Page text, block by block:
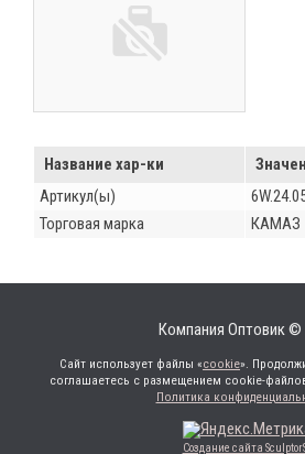
Название хар-ки
Артикул(ы)
Торговая марка
КАМАЗ
Компания Оптовик ©
Сайт использует файлы «cookie».
соглашаетесь с размещением cookie-
Политика
Создание сайта